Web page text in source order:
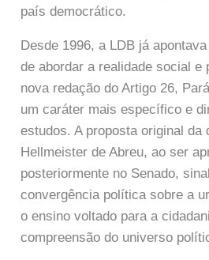
país democrático.
Desde 1996, a LDB já
de abordar a realidade social e
nova redação do Artigo 26,
um caráter mais específico e
estudos. A proposta original da
Hellmeister de Abreu, ao ser
posteriormente no Senado,
convergência política sobre a
o ensino voltado para a
compreensão do universo